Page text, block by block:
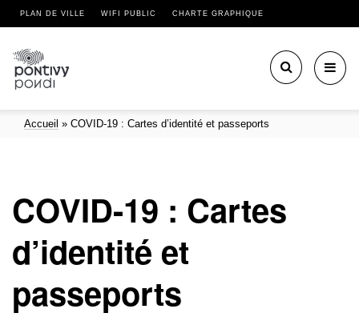
PLAN DE VILLE WIFI PUBLIC CHARTE GRAPHIQUE
Accueil » COVID-19 : Cartes d’identité et passeports
COVID-19 : Cartes
d’identité et
passeports